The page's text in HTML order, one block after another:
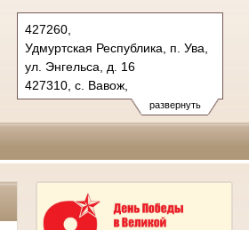
развернуть
427260,
Удмуртская Республика, п. Ува,
ул. Энгельса, д. 16
427310, с. Вавож,
ул. Советская, д. 24
Тел.: (34130) 5-18-52,
uvinsky.udm@sudrf.ru